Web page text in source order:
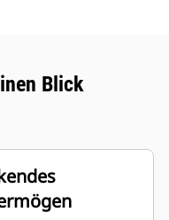
Blick